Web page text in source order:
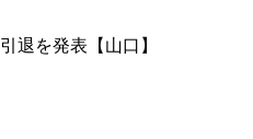
退を発表【山口】